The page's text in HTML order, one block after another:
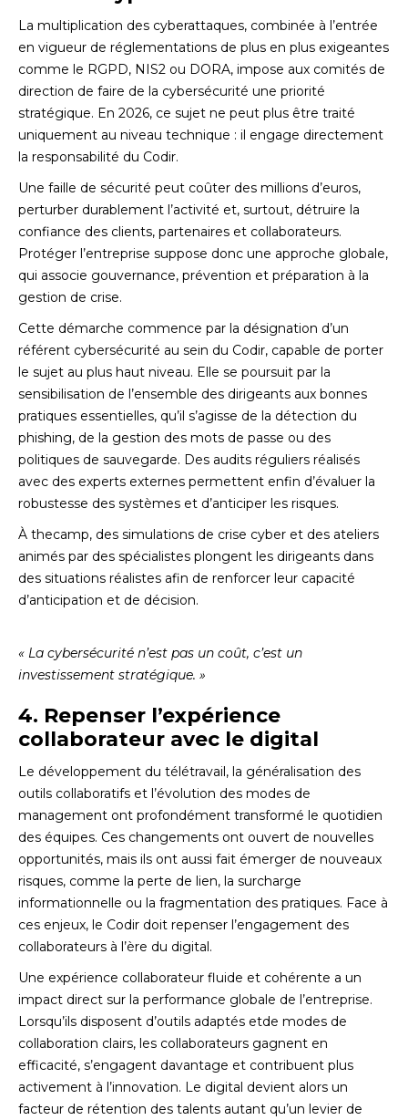
La multiplication des cyberattaques, combinée à l’entrée
en vigueur de réglementations de plus en plus exigeantes
comme le RGPD, NIS2 ou DORA, impose aux comités de
direction de faire de la cybersécurité une priorité
stratégique. En 2026, ce sujet ne peut plus être traité
uniquement au niveau technique : il engage directement
la responsabilité du Codir.
Une faille de sécurité peut coûter des millions d’euros,
perturber durablement l’activité et, surtout, détruire la
confiance des clients, partenaires et collaborateurs.
Protéger l’entreprise suppose donc une approche globale,
qui associe gouvernance, prévention et préparation à la
gestion de crise.
Cette démarche commence par la désignation d’un
référent cybersécurité au sein du Codir, capable de porter
le sujet au plus haut niveau. Elle se poursuit par la
sensibilisation de l’ensemble des dirigeants aux bonnes
pratiques essentielles, qu’il s’agisse de la détection du
phishing, de la gestion des mots de passe ou des
politiques de sauvegarde. Des audits réguliers réalisés
avec des experts externes permettent enfin d’évaluer la
robustesse des systèmes et d’anticiper les risques.
À thecamp, des simulations de crise cyber et des ateliers
animés par des spécialistes plongent les dirigeants dans
des situations réalistes afin de renforcer leur capacité
d’anticipation et de décision.
« La cybersécurité n’est pas un coût, c’est un
investissement stratégique. »
4. Repenser l’expérience
collaborateur avec le digital
Le développement du télétravail, la généralisation des
outils collaboratifs et l’évolution des modes de
management ont profondément transformé le quotidien
des équipes. Ces changements ont ouvert de nouvelles
opportunités, mais ils ont aussi fait émerger de nouveaux
risques, comme la perte de lien, la surcharge
informationnelle ou la fragmentation des pratiques. Face à
ces enjeux, le Codir doit repenser l’engagement des
collaborateurs à l’ère du digital.
Une expérience collaborateur fluide et cohérente a un
impact direct sur la performance globale de l’entreprise.
Lorsqu’ils disposent d’outils adaptés etde modes de
collaboration clairs, les collaborateurs gagnent en
efficacité, s’engagent davantage et contribuent plus
activement à l’innovation. Le digital devient alors un
facteur de rétention des talents autant qu’un levier de